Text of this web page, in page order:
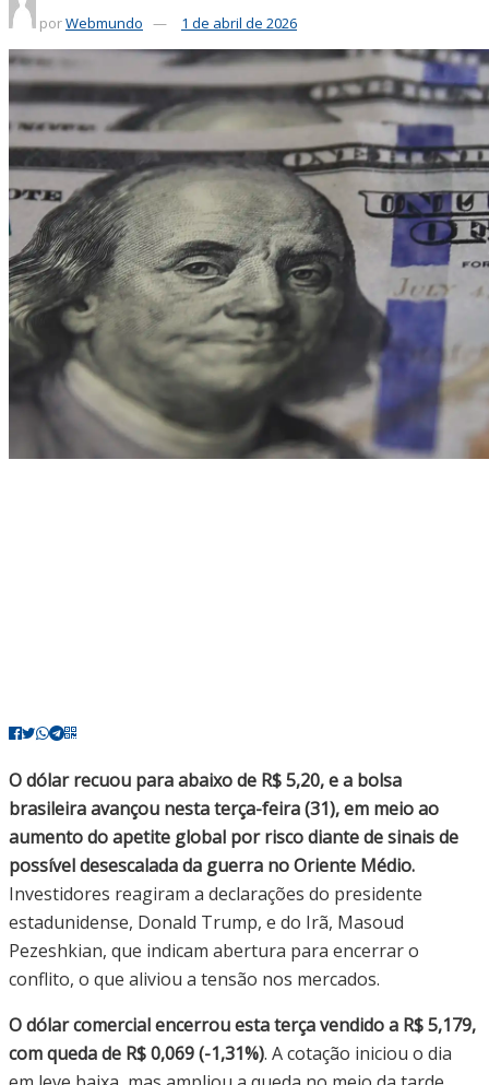
porWebmundo 1 de abril de 2026
O dólar recuou para abaixo de R$ 5,20, e a bolsa
brasileira avançou nesta terça-feira (31), em meio ao
aumento do apetite global por risco diante de sinais de
possível desescalada da guerra no Oriente Médio.
Investidores reagiram a declarações do presidente
estadunidense, Donald Trump, e do Irã, Masoud
Pezeshkian, que indicam abertura para encerrar o
conflito, o que aliviou a tensão nos mercados.
O dólar comercial encerrou esta terça vendido a R$ 5,179,
com queda de R$ 0,069 (-1,31%). A cotação iniciou o dia